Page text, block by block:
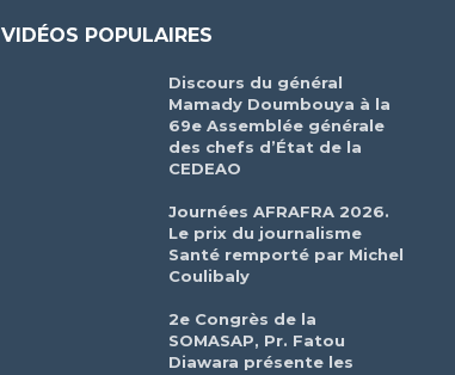
VIDÉOS POPULAIRES
Discours du général
Mamady Doumbouya à la
69e Assemblée générale
des chefs d’État de la
CEDEAO
Journées AFRAFRA 2026.
Le prix du journalisme
Santé remporté par Michel
Coulibaly
2e Congrès de la
SOMASAP, Pr. Fatou
Diawara présente les